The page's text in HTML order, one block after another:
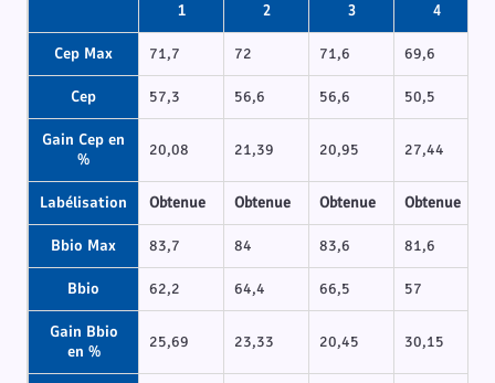
1
2
3
4
Cep Max 71,7 72 71,6 69,6
Cep 57,3 56,6 56,6 50,5
Gain Cep en
%
20,08 21,39 20,95 27,44
Labélisation Obtenue Obtenue Obtenue Obtenue
Bbio Max 83,7 84 83,6 81,6
Bbio 62,2 64,4 66,5 57
Gain Bbio
en %
25,69 23,33 20,45 30,15